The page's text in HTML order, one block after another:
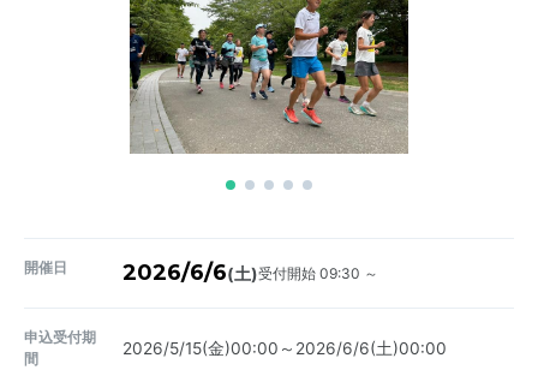
開催日 2026/6/6(土)受付開始 09:30 ～
申込受付期
間
2026/5/15(金)00:00～2026/6/6(土)00:00